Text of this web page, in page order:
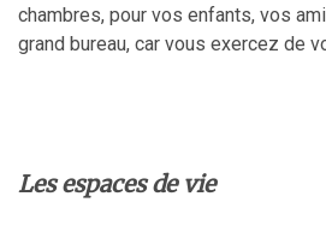
chambres, pour vos enfants, vos
grand bureau, car vous exercez de
Les espaces de vie